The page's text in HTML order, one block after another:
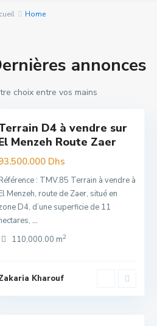
Home
annonces
choix entre vos mains
Menzeh
ExclusivitéD4 à vendre sur
Menzeh Route Zaer
Dhs
: TMV.85 Terrain à vendre à
Menzeh, route de Zaer, situé en
D4, d’une superficie de 11
...
110,000.00 m2
Kharouf